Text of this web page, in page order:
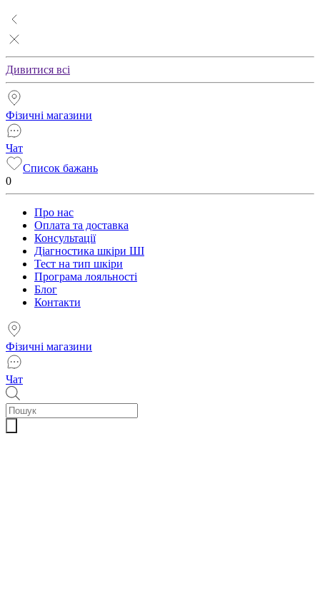
Дивитися всі
Фізичні магазини
Чат
Список бажань
0
Про нас
Оплата та доставка
Консультації
Діагностика шкіри ШІ
Тест на тип шкіри
Програма лояльності
Блог
Контакти
Фізичні магазини
Чат
Пошук
товарів